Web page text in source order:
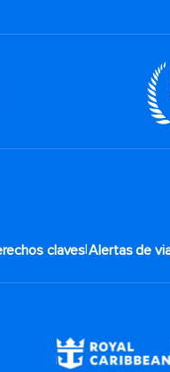
claves|Alertas de